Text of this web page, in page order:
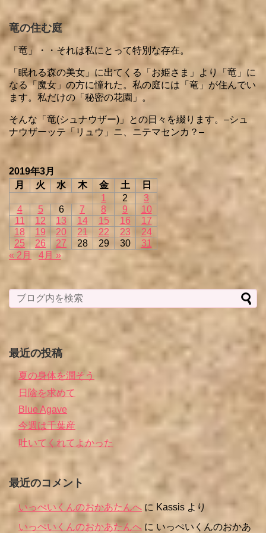
竜の住む庭
「竜」・・それは私にとって特別な存在。
「眠れる森の美女」に出てくる「お姫さま」より「竜」に
なる「魔女」の方に憧れた。私の庭には「竜」が住んでい
ます。私だけの「秘密の花園」。
そんな「竜(シュナウザー)」との日々を綴ります。–シュ
ナウザーッテ「リュウ」ニ、ニテマセンカ？–
2019年3月
月
火 水 木 金 土
日
1
2
3
4
5 6 7 8 9
10
11
12 13 14 15 16
17
18
19 20 21 22 23
24
25
26 27 28 29 30
31
« 2月
4月 »
最近の投稿
夏の身体を潤そう
日陰を求めて
Blue Agave
今週は千葉産
吐いてくれてよかった
最近のコメント
いっぺいくんのおかあたんへ に Kassis より
いっぺいくんのおかあたんへ に いっぺいくんのおかあ